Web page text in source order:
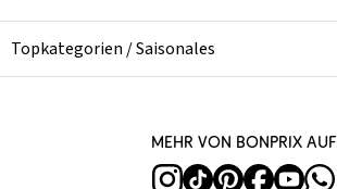
Topkategorien / Saisonales
Mehr von bonprix auf